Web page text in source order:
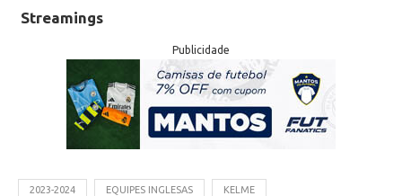
Streamings
Publicidade
2023-2024 EQUIPES INGLESAS KELME